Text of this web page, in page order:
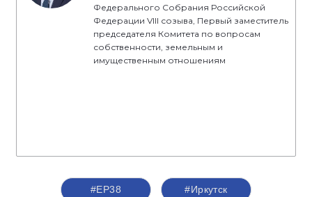
Федерального Собрания Российской
Федерации VIII созыва, Первый заместитель
председателя Комитета по вопросам
собственности, земельным и
имущественным отношениям
#ЕР38 #Иркутск